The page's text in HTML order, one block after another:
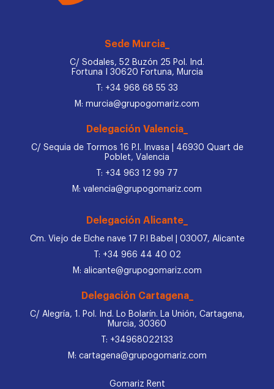
Sede Murcia_
C/ Sodales, 52 Buzón 25 Pol. Ind.
Fortuna I 30620 Fortuna, Murcia
T: +34 968 68 55 33
M: murcia@grupogomariz.com
Delegación Valencia_
C/ Sequia de Tormos 16 P.I. Invasa | 46930 Quart de
Poblet, Valencia
T: +34 963 12 99 77
M: valencia@grupogomariz.com
Delegación Alicante_
Cm. Viejo de Elche nave 17 P.I Babel | 03007, Alicante
T: +34 966 44 40 02
M: alicante@grupogomariz.com
Delegación Cartagena_
C/ Alegría, 1. Pol. Ind. Lo Bolarín. La Unión, Cartagena,
Murcia, 30360
T: +34968022133
M: cartagena@grupogomariz.com
Gomariz Rent